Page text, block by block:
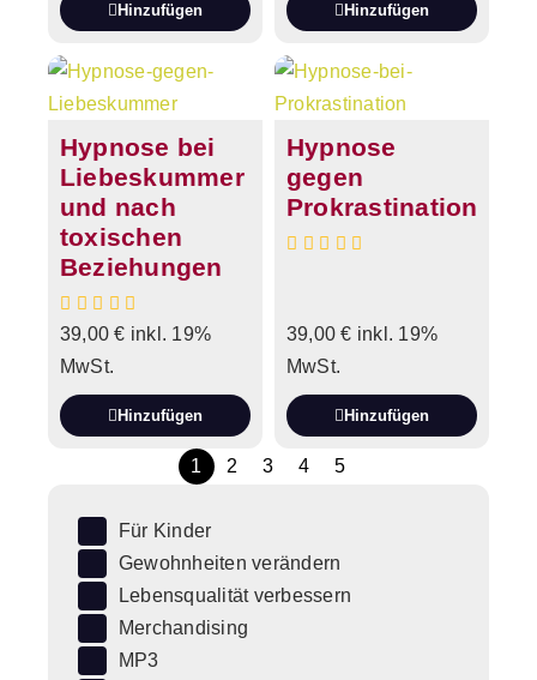
Hinzufügen Hinzufügen
Hypnose bei
Liebeskummer
und nach
toxischen
Beziehungen
39,00€ inkl. 19%
MwSt.
Hinzufügen
Hypnose
gegen
Prokrastination
39,00€ inkl. 19%
MwSt.
Hinzufügen
1 2 3 4 5
Für Kinder
Gewohnheiten verändern
Lebensqualität verbessern
Merchandising
MP3